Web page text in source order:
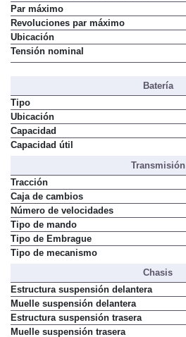
Revoluciones potencia máxima
Par máximo
Revoluciones par máximo
Ubicación
Tensión nominal
Batería
Tipo
Ubicación
Capacidad
Transmisión
Tracción
Caja de cambios
Número de velocidades
Tipo de mando
Tipo de Embrague
Chasis
Estructura suspensión delantera
Muelle suspensión delantera
Estructura suspensión trasera